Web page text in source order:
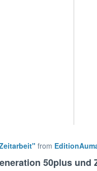
from
50plus